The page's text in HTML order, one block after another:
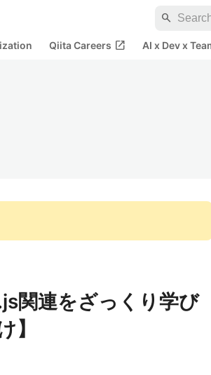
search
Qiita Careers open_in_new AI x Dev x
関連をざっくり学び
】